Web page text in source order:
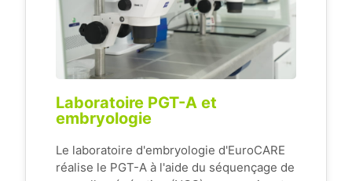
Laboratoire PGT-A et
embryologie
Le laboratoire d'embryologie d'EuroCARE
réalise le PGT-A à l'aide du séquençage de